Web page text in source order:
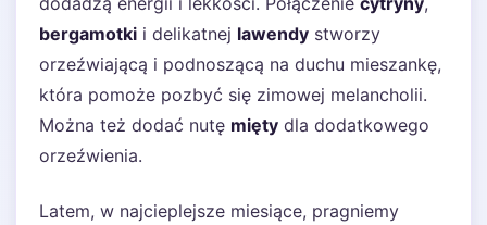
bergamotki i delikatnej lawendy stworzy
orzeźwiającą i podnoszącą na duchu mieszankę,
która pomoże pozbyć się zimowej melancholii.
Można też dodać nutę mięty dla dodatkowego
orzeźwienia.
Latem, w najcieplejsze miesiące, pragniemy